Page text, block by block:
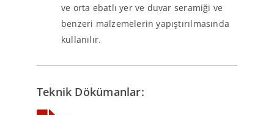
ve orta ebatlı yer ve duvar seramiği ve
benzeri malzemelerin yapıştırılmasında
kullanılır.
Teknik Dökümanlar: